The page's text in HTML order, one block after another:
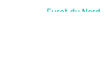
Furet du Nord